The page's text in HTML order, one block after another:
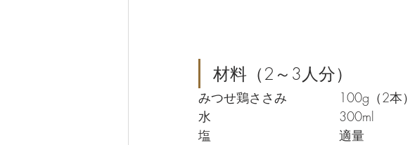
材料（2～3人分）
みつせ鶏ささみ		100g（2本）
水　　　　　　　		300ml
塩　　　　　　　		適量